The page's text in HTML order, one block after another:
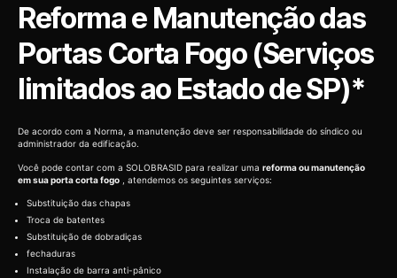
Reforma e Manutenção das
Portas Corta Fogo (Serviços
limitados ao Estado de SP)*
De acordo com a Norma, a manutenção deve ser responsabilidade do síndico ou
administrador da edificação.
Você pode contar com a SOLOBRASID para realizar uma reforma ou manutenção
em sua porta corta fogo , atendemos os seguintes serviços:
Substituição das chapas
Troca de batentes
Substituição de dobradiças
fechaduras
Instalação de barra anti-pânico